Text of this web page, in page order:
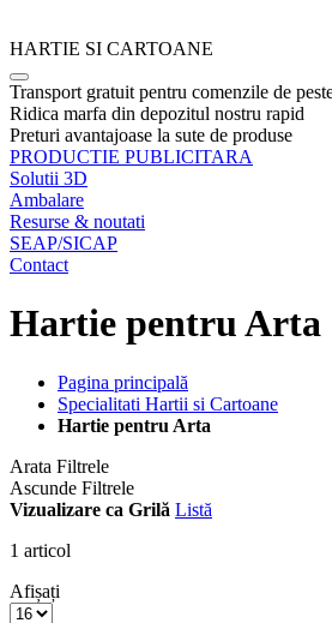
HARTIE SI CARTOANE
Transport gratuit pentru comenzile de
Ridica marfa din depozitul nostru rapid
Preturi avantajoase la sute de produse
PRODUCTIE PUBLICITARA
Solutii 3D
Ambalare
Resurse & noutati
SEAP/SICAP
Contact
Hartie pentru Arta
Pagina principală
Specialitati Hartii si Cartoane
Hartie pentru Arta
Arata Filtrele
Ascunde Filtrele
Vizualizare ca Grilă Listă
1 articol
Afișați